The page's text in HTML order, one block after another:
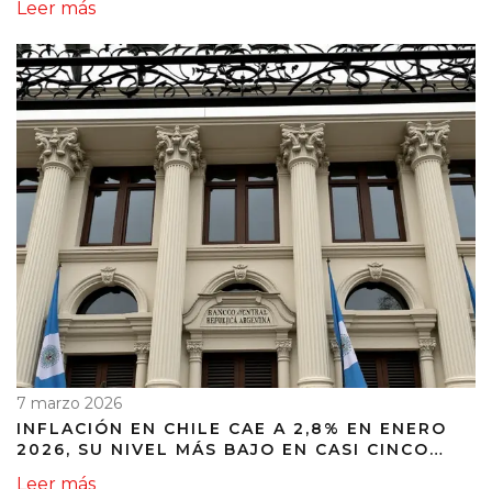
Leer más
7 marzo 2026
INFLACIÓN EN CHILE CAE A 2,8% EN ENERO
2026, SU NIVEL MÁS BAJO EN CASI CINCO
Leer más